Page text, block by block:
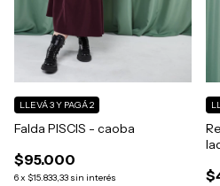
Falda PISCIS - caoba
$95.000
6x $15.833,33 sin interés
LLEVÁ 3 Y PAGÁ 2